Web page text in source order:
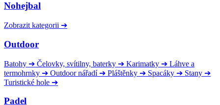
Nohejbal
Zobrazit kategorii ➔
Outdoor
Batohy ➔ Čelovky, svítilny, baterky ➔ Karimatky ➔ Láhve a
termohrnky ➔ Outdoor nářadí ➔ Pláštěnky ➔ Spacáky ➔ Stany ➔
Turistické hole ➔
Padel